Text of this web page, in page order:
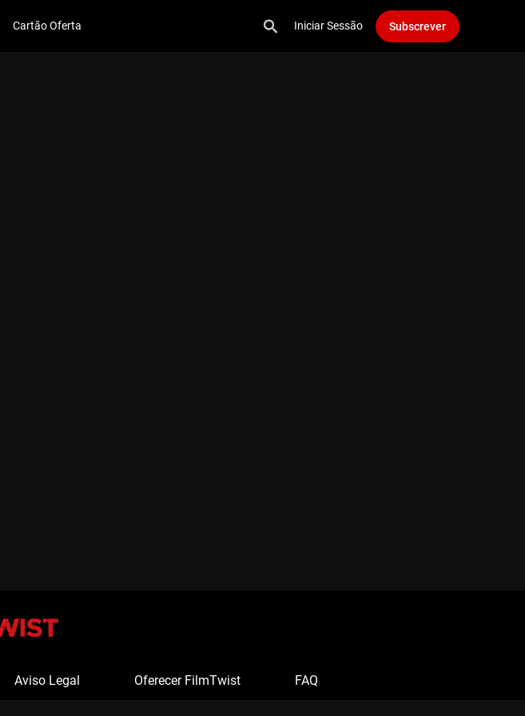
Cartão Oferta Iniciar Sessão Subscrever
Aviso Legal Oferecer FilmTwist FAQ